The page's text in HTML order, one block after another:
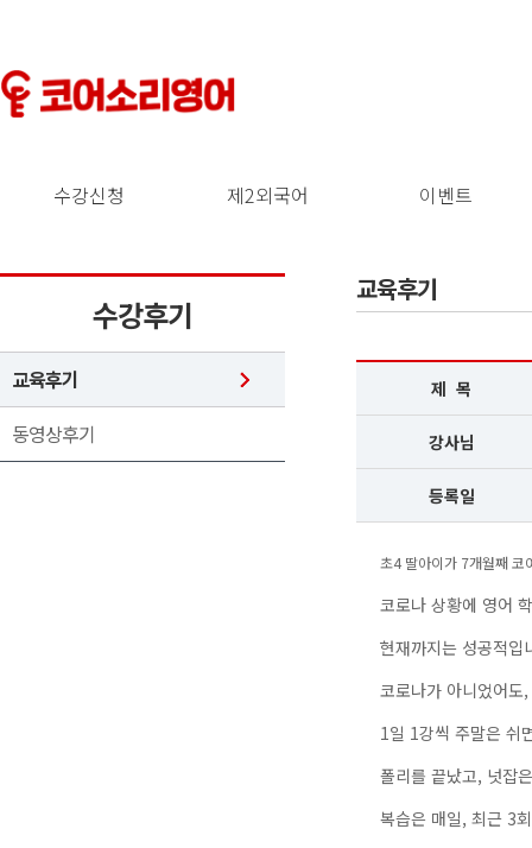
수강신청 제2외국어 이벤트
수강후기
교육후기
동영상후기
교육후기
제 목
강사님
등록일
초4 딸아이가 7개월째 코
코로나 상황에 영어
현재까지는 성공적입
코로나가 아니었어도
1일 1강씩 주말은 쉬
폴리를 끝났고, 넛잡
복습은 매일, 최근 3